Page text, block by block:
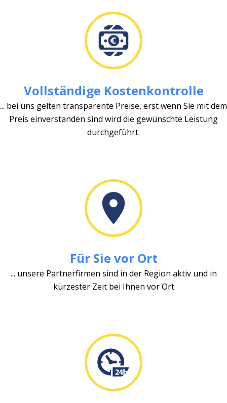
Vollständige Kostenkontrolle
... bei uns gelten transparente Preise, erst wenn Sie mit dem
Preis einverstanden sind wird die gewünschte Leistung
durchgeführt.
Für Sie vor Ort
... unsere Partnerfirmen sind in der Region aktiv und in
kürzester Zeit bei Ihnen vor Ort